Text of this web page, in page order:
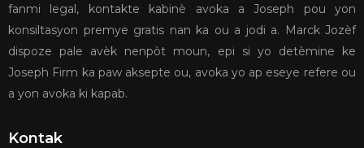
fanmi legal, kontakte kabinè avoka a Joseph pou yon
konsiltasyon premye gratis nan ka ou a jodi a. Marck Jozèf
dispoze pale avèk nenpòt moun, epi si yo detèmine ke
Joseph Firm ka paw aksepte ou, avoka yo ap eseye refere ou
a yon avoka ki kapab.
Kontak